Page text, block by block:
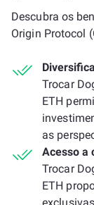
Descubra os
Origin Protocol
Trocar
ETH
as
Acesso a
Trocar
ETH